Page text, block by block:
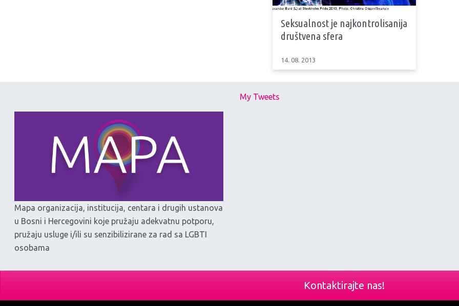
Seksualnost je najkontrolisanija
društvena sfera
14. 08. 2013
Mapa organizacija, institucija, centara i drugih ustanova
u Bosni i Hercegovini koje pružaju adekvatnu potporu,
pružaju usluge i/ili su senzibilizirane za rad sa LGBTI
osobama
My Tweets
Kontaktirajte nas!